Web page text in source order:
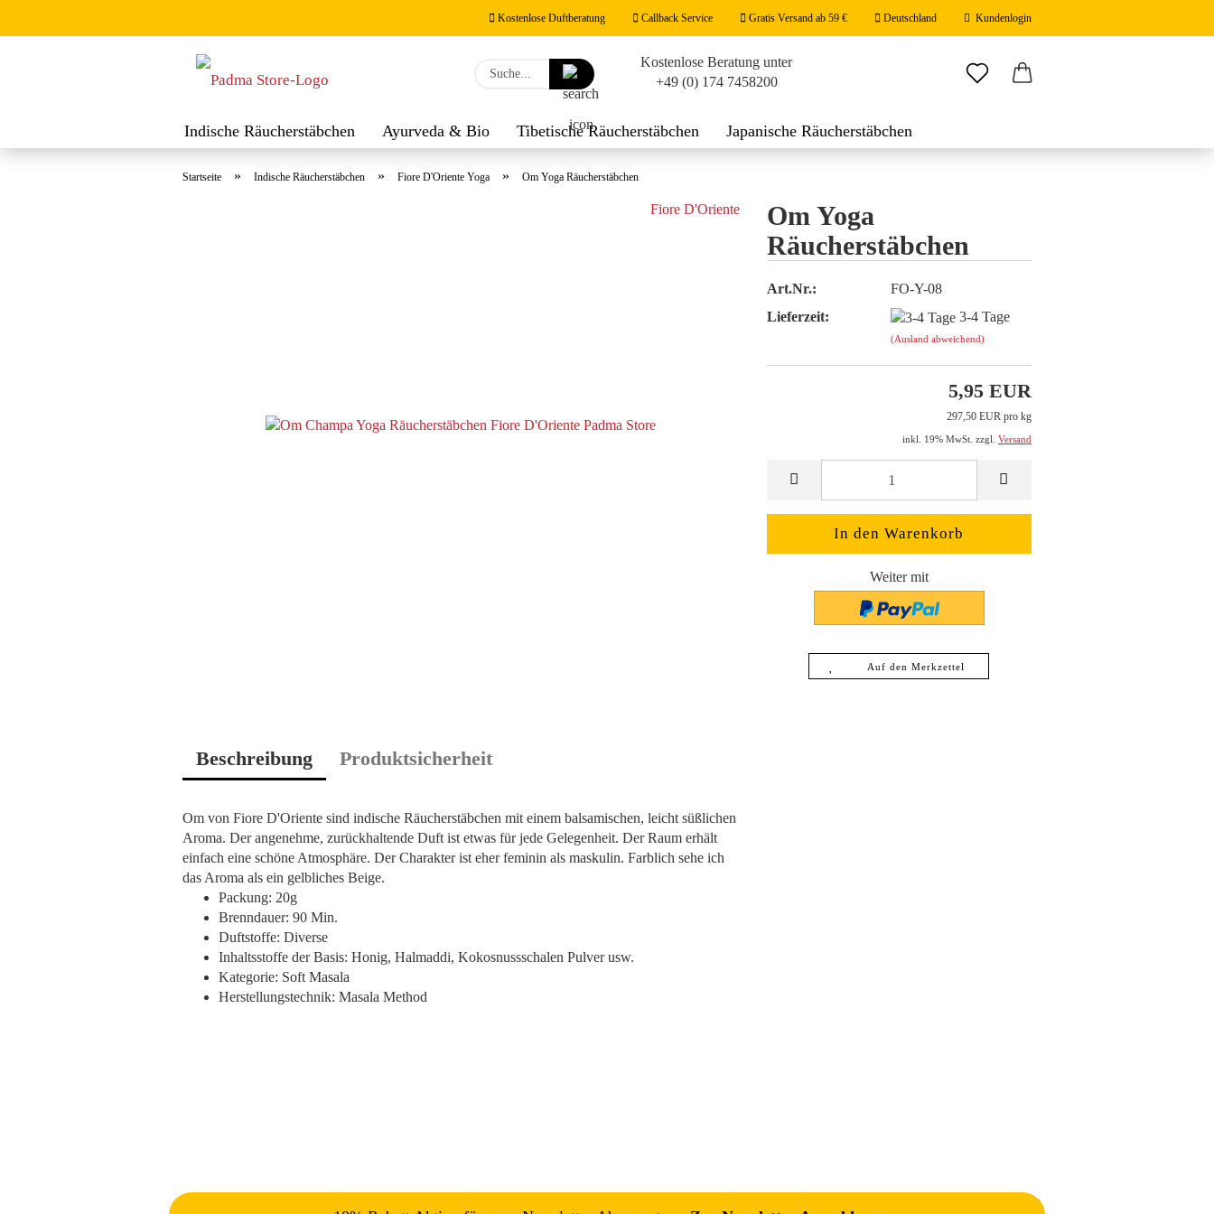
Kostenlose Duftberatung Callback Service Gratis Versand ab 59 € Deutschland
Lieferland
Kundenlogin
E-Mail
Konto erstellen
Passwort vergessen?
Suche...
Kostenlose Beratung unter
+49 (0) 174 7458200
Indische Räucherstäbchen Ayurveda & Bio Tibetische Räucherstäbchen
Japanische Räucherstäbchen
Startseite » Indische Räucherstäbchen » Fiore D'Oriente Yoga » Om Yoga Räucherstäbchen
Fiore D'Oriente
Om Yoga
Räucherstäbchen
Art.Nr.:
FO-Y-08
Lieferzeit:
3-4 Tage
(Ausland abweichend)
5,95 EUR
297,50 EUR pro kg
inkl. 19% MwSt. zzgl. Versand
Weiter mit
Auf den Merkzettel
Beschreibung Produktsicherheit
Om von Fiore D'Oriente sind indische Räucherstäbchen mit einem balsamischen, leicht süßlichen
Aroma. Der angenehme, zurückhaltende Duft ist etwas für jede Gelegenheit. Der Raum erhält
einfach eine schöne Atmosphäre. Der Charakter ist eher feminin als maskulin. Farblich sehe ich
das Aroma als ein gelbliches Beige.
Packung: 20g
Brenndauer: 90 Min.
Duftstoffe: Diverse
Inhaltsstoffe der Basis: Honig, Halmaddi, Kokosnussschalen Pulver usw.
Kategorie: Soft Masala
Herstellungstechnik: Masala Method